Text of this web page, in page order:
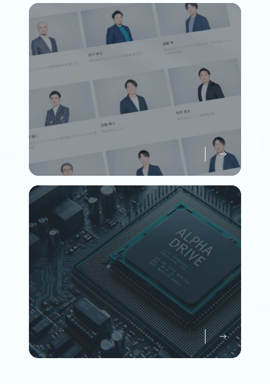
Member